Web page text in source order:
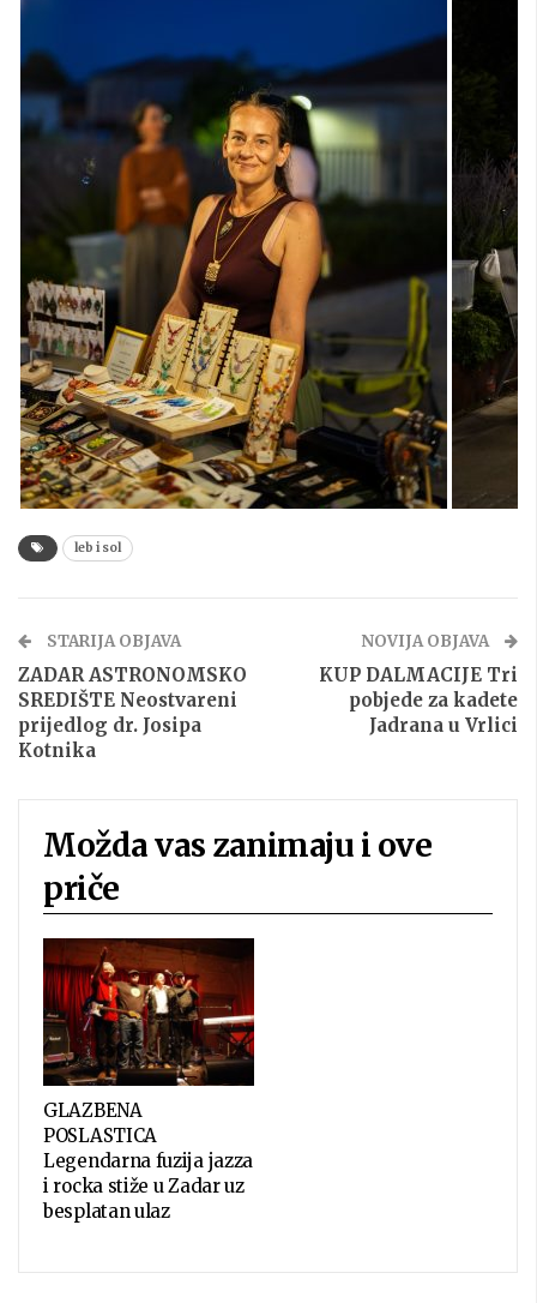
leb i sol
STARIJA OBJAVA
ZADAR ASTRONOMSKO
SREDIŠTE Neostvareni
prijedlog dr. Josipa
Kotnika
NOVIJA OBJAVA
KUP DALMACIJE Tri
pobjede za kadete
Jadrana u Vrlici
Možda vas zanimaju i ove
priče
GLAZBENA
POSLASTICA
Legendarna fuzija jazza
i rocka stiže u Zadar uz
besplatan ulaz